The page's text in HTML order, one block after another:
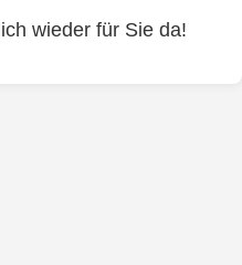
wieder für Sie da!